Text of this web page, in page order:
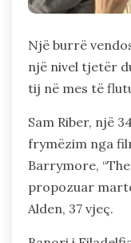
Një burrë
një nivel tjetër
tij në mes të
Sam Riber, një
frymëzim nga
Barrymore,
propozuar
Alden, 37 vjeç.